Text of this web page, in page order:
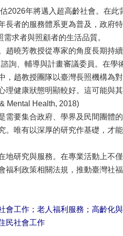
2026年將邁入超高齡社會。在此
者的服務體系更為普及，政府
求者與照顧者的生活品質。
曉芳教授從專家的角度長期持
詢、輔導與計畫審議委員。在學
趙教授團隊以臺灣長照機構為
健康狀態明顯較好。這可能與
Mental Health, 2018)
需要集合政府、學界及民間團體
唯有以深厚的研究作基礎，才
研究與服務。在專業活動上不
利政策相關法規，推動臺灣社福
工作；老人福利服務；高齡化
民社會工作